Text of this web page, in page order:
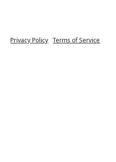
Privacy Policy Terms of Service